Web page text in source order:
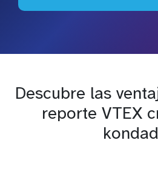
Descubre las
reporte VTEX